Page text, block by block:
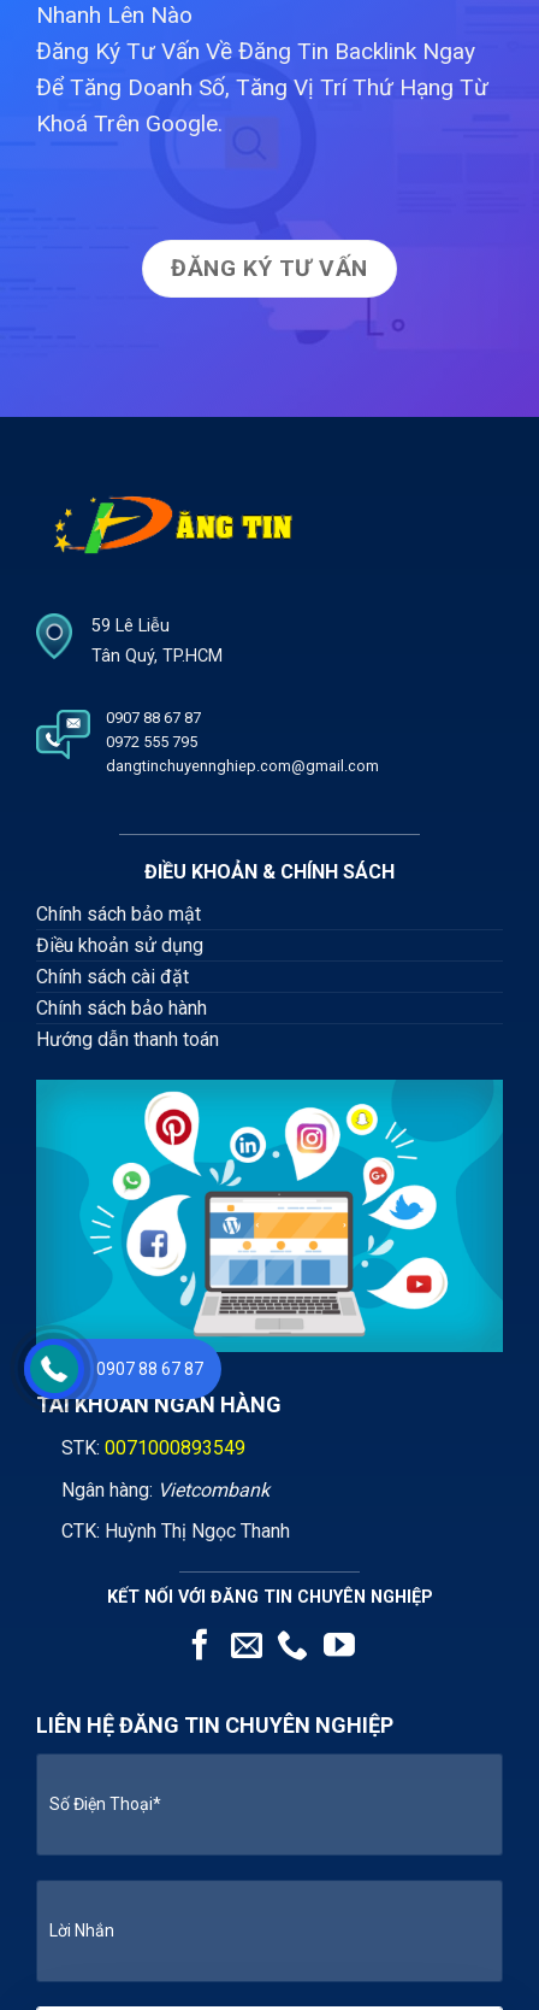
Nhanh Lên Nào
Đăng Ký Tư Vấn Về Đăng Tin Backlink Ngay
Để Tăng Doanh Số, Tăng Vị Trí Thứ Hạng Từ
Khoá Trên Google.
ĐĂNG KÝ TƯ VẤN
59 Lê Liễu
Tân Quý, TP.HCM
0907 88 67 87
0972 555 795
dangtinchuyennghiep.com@gmail.com
ĐIỀU KHOẢN & CHÍNH SÁCH
Chính sách bảo mật
Điều khoản sử dụng
Chính sách cài đặt
Chính sách bảo hành
Hướng dẫn thanh toán
TÀI KHOẢN NGÂN HÀNG
STK: 0071000893549
Ngân hàng: Vietcombank
CTK: Huỳnh Thị Ngọc Thanh
KẾT NỐI VỚI ĐĂNG TIN CHUYÊN NGHIỆP
LIÊN HỆ ĐĂNG TIN CHUYÊN NGHIỆP
0907 88 67 87